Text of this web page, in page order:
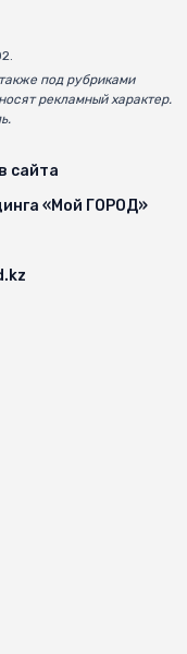
под рубриками
рекламный характер.
сайта
«Мой ГОРОД»